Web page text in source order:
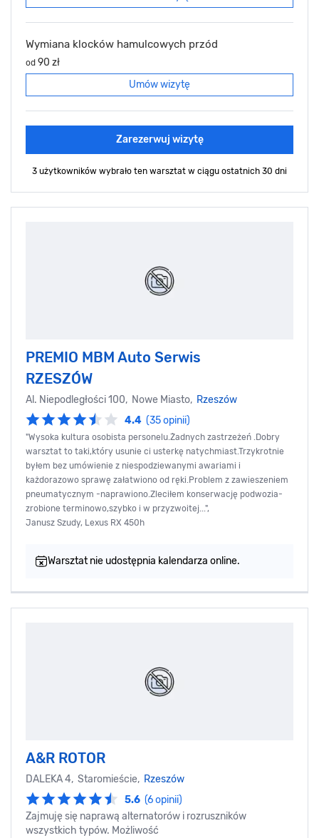
Wymiana klocków hamulcowych przód
od 90 zł
Umów wizytę
Zarezerwuj wizytę
3 użytkowników wybrało ten warsztat w ciągu ostatnich 30 dni
PREMIO MBM Auto Serwis
RZESZÓW
Al. Niepodległości 100, Nowe Miasto, Rzeszów
4.4 (35 opinii)
"Wysoka kultura osobista personelu.Żadnych zastrzeżeń .Dobry
warsztat to taki,który usunie ci usterkę natychmiast.Trzykrotnie
byłem bez umówienie z niespodziewanymi awariami i
każdorazowo sprawę załatwiono od ręki.Problem z zawieszeniem
pneumatycznym -naprawiono.Zleciłem konserwację podwozia-
zrobione terminowo,szybko i w przyzwoitej...",
Janusz Szudy, Lexus RX 450h
Warsztat nie udostępnia kalendarza online.
A&R ROTOR
DALEKA 4, Staromieście, Rzeszów
5.6 (6 opinii)
Zajmuję się naprawą alternatorów i rozruszników
wszystkich typów. Możliwość